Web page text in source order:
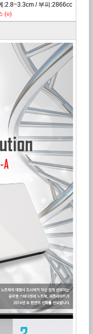
:2.8~3.3cm / 부피 :2866cc
(o)